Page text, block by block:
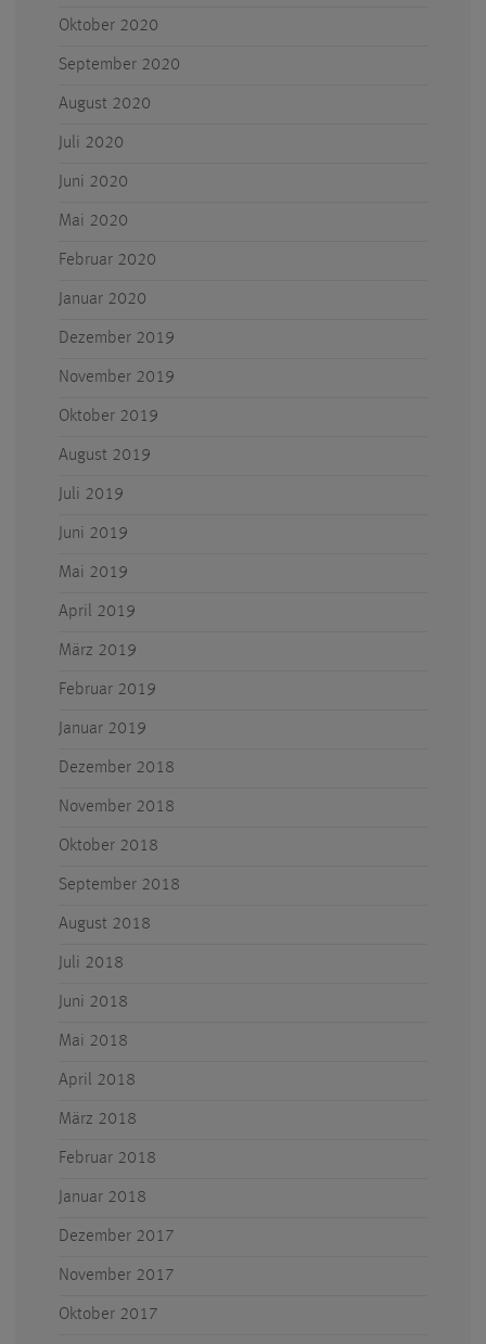
Oktober 2020
September 2020
August 2020
Juli 2020
Juni 2020
Mai 2020
Februar 2020
Januar 2020
Dezember 2019
November 2019
Oktober 2019
August 2019
Juli 2019
Juni 2019
Mai 2019
April 2019
März 2019
Februar 2019
Januar 2019
Dezember 2018
November 2018
Oktober 2018
September 2018
August 2018
Juli 2018
Juni 2018
Mai 2018
April 2018
März 2018
Februar 2018
Januar 2018
Dezember 2017
November 2017
Oktober 2017